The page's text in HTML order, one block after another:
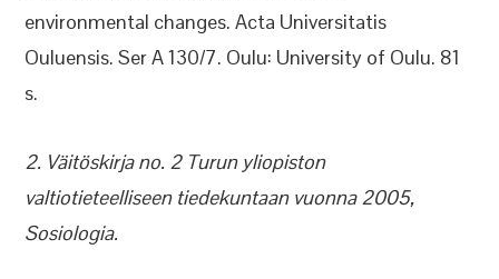
environmental changes. Acta Universitatis
Ouluensis. Ser A 130/7. Oulu: University of Oulu. 81
s.
2. Väitöskirja no. 2 Turun yliopiston
valtiotieteelliseen tiedekuntaan vuonna 2005,
Sosiologia.